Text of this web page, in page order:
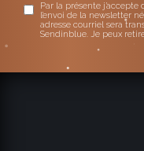
Par la présente
l’envoi de la newsletter
adresse courriel sera
Sendinblue. Je peux